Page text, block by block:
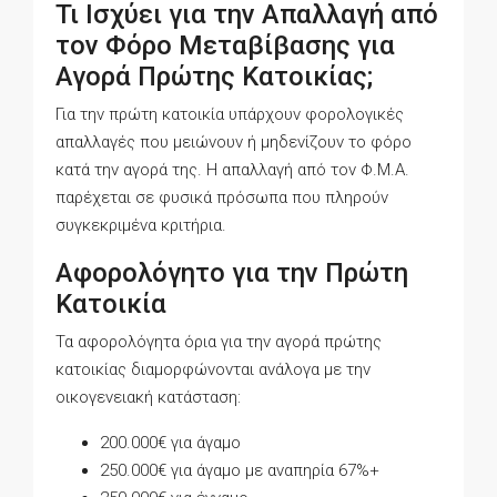
Τι Ισχύει για την Απαλλαγή από
τον Φόρο Μεταβίβασης για
Αγορά Πρώτης Κατοικίας;
Για την πρώτη κατοικία υπάρχουν φορολογικές
απαλλαγές που μειώνουν ή μηδενίζουν το φόρο
κατά την αγορά της. Η απαλλαγή από τον Φ.Μ.Α.
παρέχεται σε φυσικά πρόσωπα που πληρούν
συγκεκριμένα κριτήρια.
Αφορολόγητο για την Πρώτη
Κατοικία
Τα αφορολόγητα όρια για την αγορά πρώτης
κατοικίας διαμορφώνονται ανάλογα με την
οικογενειακή κατάσταση:
200.000€ για άγαμο
250.000€ για άγαμο με αναπηρία 67%+